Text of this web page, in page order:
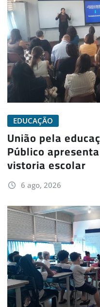
EDUCAÇÃO
União pela
Público
vistoria escolar
6 ago, 2026